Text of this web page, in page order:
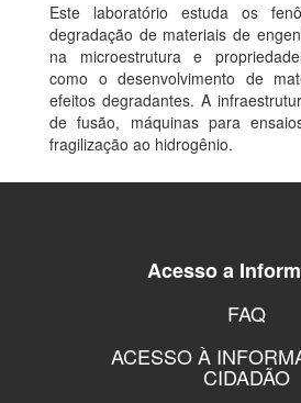
Este laboratório estuda os
degradação de materiais de
na microestrutura e
como o desenvolvimento de
efeitos degradantes. A
de fusão, máquinas para
fragilização ao hidrogênio.
Acesso a
FAQ
ACESSO À
CIDADÃO